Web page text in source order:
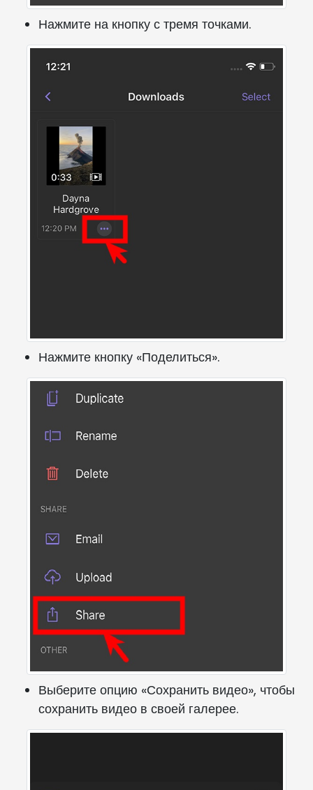
Нажмите на кнопку с тремя точками.
Нажмите кнопку «Поделиться».
Выберите опцию «Сохранить видео», чтобы
сохранить видео в своей галерее.